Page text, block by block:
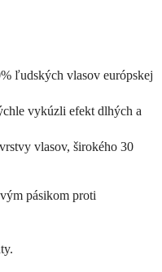
ľudských vlasov európskej
vykúzli efekt dlhých a
vlasov, širokého 30
pásikom proti